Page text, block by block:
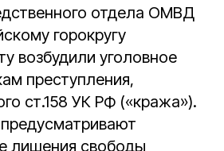
отдела ОМВД
горокругу
возбудили уголовное
преступления,
ст.158 УК РФ («кража»).
лишения свободы